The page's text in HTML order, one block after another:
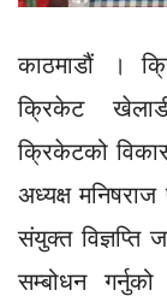
काठमाडौं ।
क्रिकेट
क्रिकेटको
अध्यक्ष
संयुक्त विज्ञप्ति
सम्बोधन